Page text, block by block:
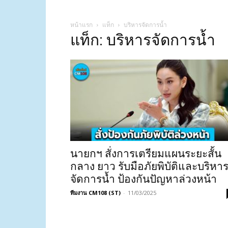
หน้าแรก แท็ก บริหารจัดการน้ำ
แท็ก: บริหารจัดการน้ำ
นายกฯ สั่งการเตรียมแผนระยะสั้น
กลาง ยาว รับมือภัยพิบัติและบริหาร
จัดการน้ำ ป้องกันปัญหาล่วงหน้า
ทีมงาน CM108 (ST) - 11/03/2025